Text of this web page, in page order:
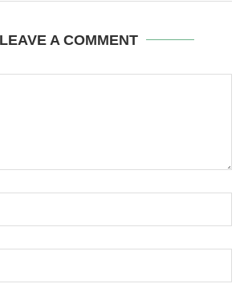
LEAVE A COMMENT